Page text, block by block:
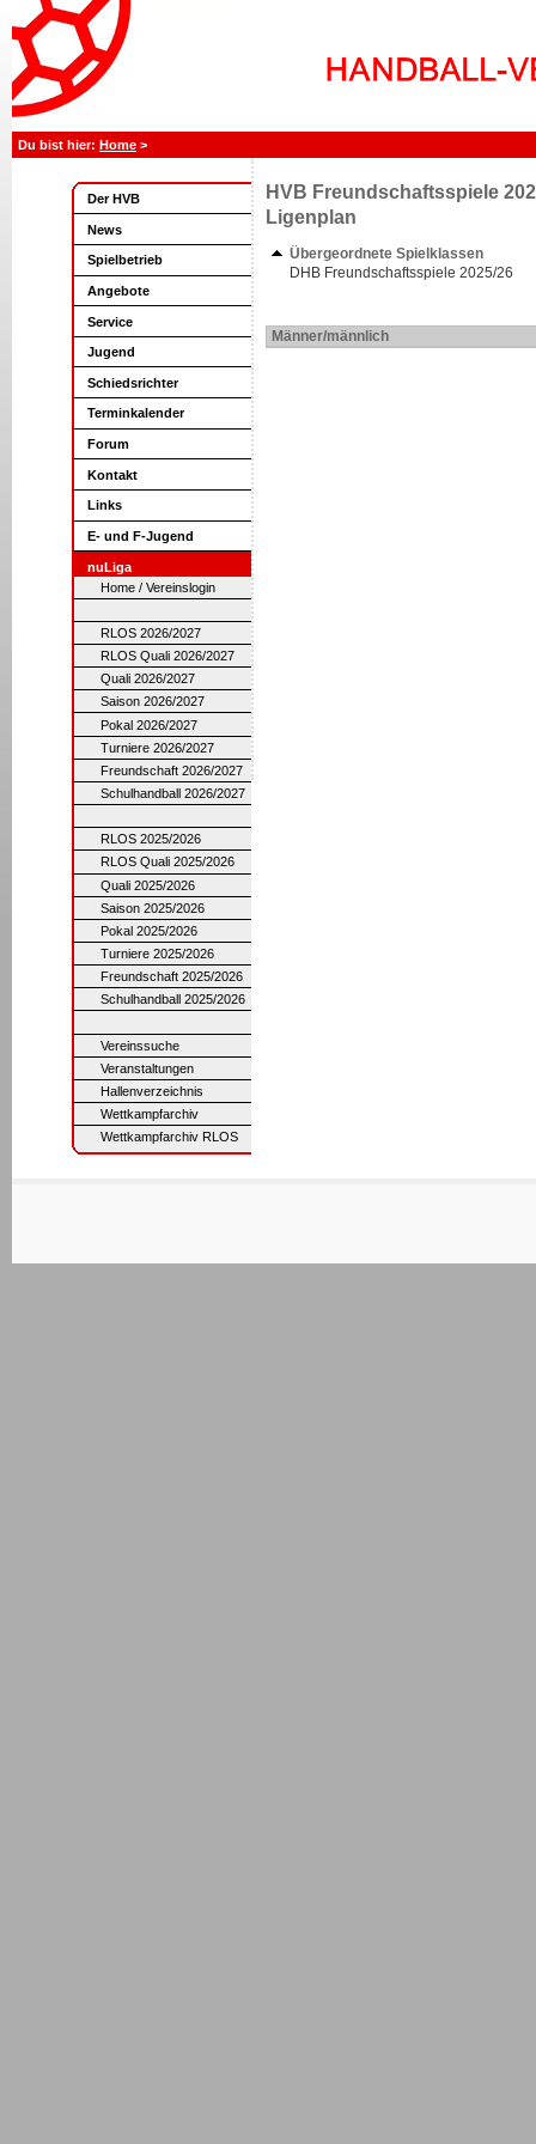
Home >
Der HVB
News
Spielbetrieb
Angebote
Service
Jugend
Schiedsrichter
Terminkalender
Forum
Kontakt
Links
E- und F-Jugend
nuLiga
Home / Vereinslogin
RLOS 2026/2027
RLOS Quali 2026/2027
Quali 2026/2027
Saison 2026/2027
Pokal 2026/2027
Turniere 2026/2027
Freundschaft 2026/2027
Schulhandball 2026/2027
RLOS 2025/2026
RLOS Quali 2025/2026
Quali 2025/2026
Saison 2025/2026
Pokal 2025/2026
Turniere 2025/2026
Freundschaft 2025/2026
Schulhandball 2025/2026
Vereinssuche
Veranstaltungen
Hallenverzeichnis
Wettkampfarchiv
Wettkampfarchiv RLOS
HVB Freundschaftsspiele
Ligenplan
Übergeordnete Spielklassen
DHB Freundschaftsspiele 2025/26
Männer/männlich